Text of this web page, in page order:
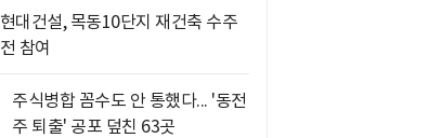
현대건설, 목동10단지 재건축 수주
전 참여
주식병합 꼼수도 안 통했다... '동전
주 퇴출' 공포 덮친 63곳